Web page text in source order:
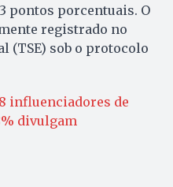
pontos porcentuais. O
registrado no
(TSE) sob o protocolo
influenciadores de
divulgam